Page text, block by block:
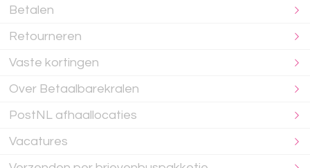
Betalen
Retourneren
Vaste kortingen
Over Betaalbarekralen
PostNL afhaallocaties
Vacatures